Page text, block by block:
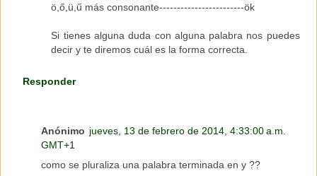
ö,ő,ü,ű más consonante------------------------ök
Si tienes alguna duda con alguna palabra nos puedes
decir y te diremos cuál es la forma correcta.
Responder
Anónimo jueves, 13 de febrero de 2014, 4:33:00 a.m.
GMT+1
como se pluraliza una palabra terminada en y ??